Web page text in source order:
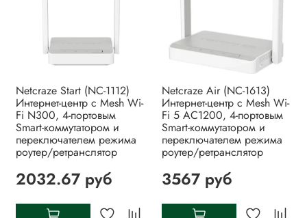
Netcraze Start (NC-1112)
Интернет-центр с Mesh Wi-
Fi N300, 4-портовым
Smart-коммутатором и
переключателем режима
роутер/ретранслятор
2032.67 руб
Netcraze Air (NC-1613)
Интернет-центр с Mesh Wi-
Fi 5 AC1200, 4-портовым
Smart-коммутатором и
переключателем режима
роутер/ретранслятор
3567 руб